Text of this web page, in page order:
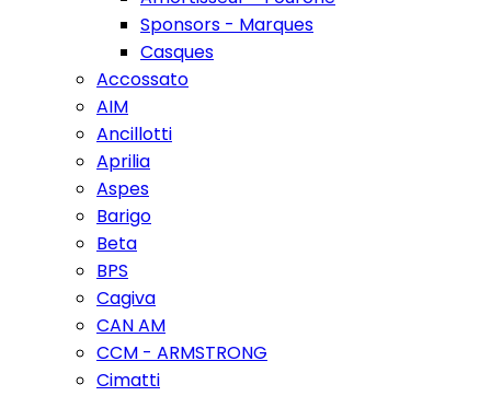
Sponsors - Marques
Casques
Accossato
AIM
Ancillotti
Aprilia
Aspes
Barigo
Beta
BPS
Cagiva
CAN AM
CCM - ARMSTRONG
Cimatti